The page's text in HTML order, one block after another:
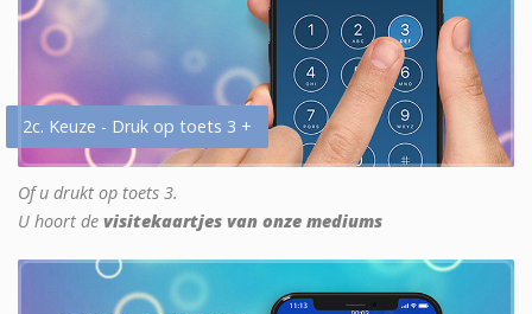
2c. Keuze - Druk op toets 3 +
Of u drukt op toets 3.
U hoort de visitekaartjes van onze mediums